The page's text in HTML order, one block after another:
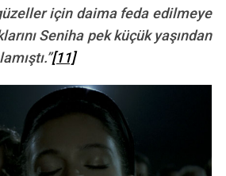
için daima feda edilmeye
Seniha pek küçük yaşından
[11]